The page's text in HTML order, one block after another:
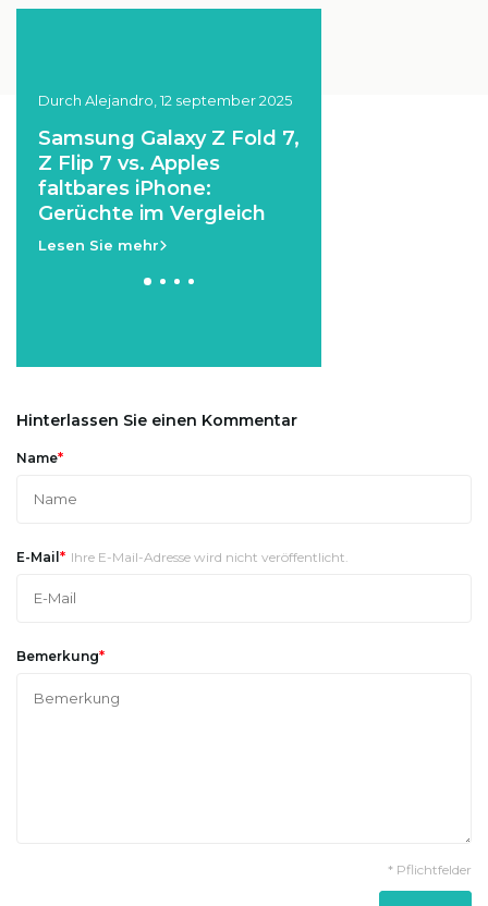
Durch Alejandro, 12 september 2025
Samsung Galaxy Z Fold 7,
Z Flip 7 vs. Apples
faltbares iPhone:
Gerüchte im Vergleich
Lesen Sie mehr
Hinterlassen Sie einen Kommentar
Name*
E-Mail* Ihre E-Mail-Adresse wird nicht veröffentlicht.
Bemerkung*
* Pflichtfelder